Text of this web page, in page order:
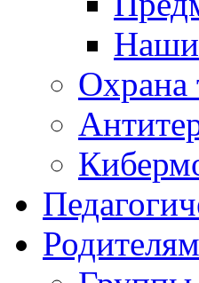
Охрана
Родителям